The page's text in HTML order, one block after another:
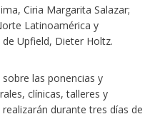
Ciria Margarita Salazar;
Latinoamérica y
Upfield, Dieter Holtz.
las ponencias y
clínicas, talleres y
durante tres días de